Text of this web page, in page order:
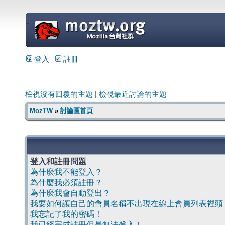
=
登入 註冊
檢視沒有回覆的主題 檢視最近討論的主題
MozTW» 討論區首頁
登入和註冊問題
為什麼我不能登入？
為什麼我必須註冊？
為什麼我會自動登出？
我要如何讓自己的會員名稱不出現在線上會員列表裡頭
我忘記了我的密碼！